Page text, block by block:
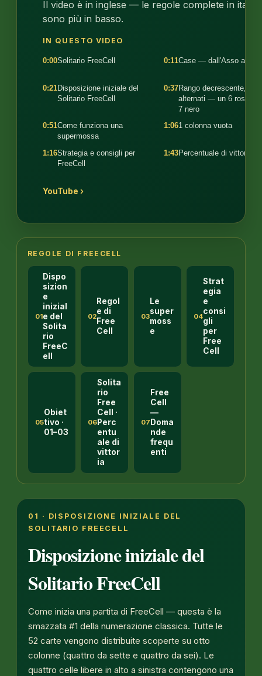
Il video è in inglese — le regole complete in
sono più in basso.
IN QUESTO VIDEO
0:00Solitario FreeCell 0:11Case — dall'Asso al Re
0:21Disposizione iniziale del
Solitario FreeCell
0:37Rango decrescente,
alternati — un 6 rosso
7 nero
0:51Come funziona una
supermossa
1:061 colonna vuota
1:16Strategia e consigli per
FreeCell
1:43Percentuale di vittoria
YouTube ›
REGOLE DI FREECELL
01
Dispo
sizion
e
inizial
e del
Solita
rio
FreeC
ell
02
Regol
e di
Free
Cell
03
Le
super
moss
e
04
Strat
egia
e
consi
gli
per
Free
Cell
05
Obiet
tivo ·
01–03
06
Solita
rio
Free
Cell ·
Perc
entu
ale di
vittor
ia
07
Free
Cell
—
Doma
nde
frequ
enti
01 · DISPOSIZIONE INIZIALE DEL
SOLITARIO FREECELL
Disposizione iniziale del
Solitario FreeCell
Come inizia una partita di FreeCell — questa è la
smazzata #1 della numerazione classica. Tutte le
52 carte vengono distribuite scoperte su otto
colonne (quattro da sette e quattro da sei). Le
quattro celle libere in alto a sinistra contengono una